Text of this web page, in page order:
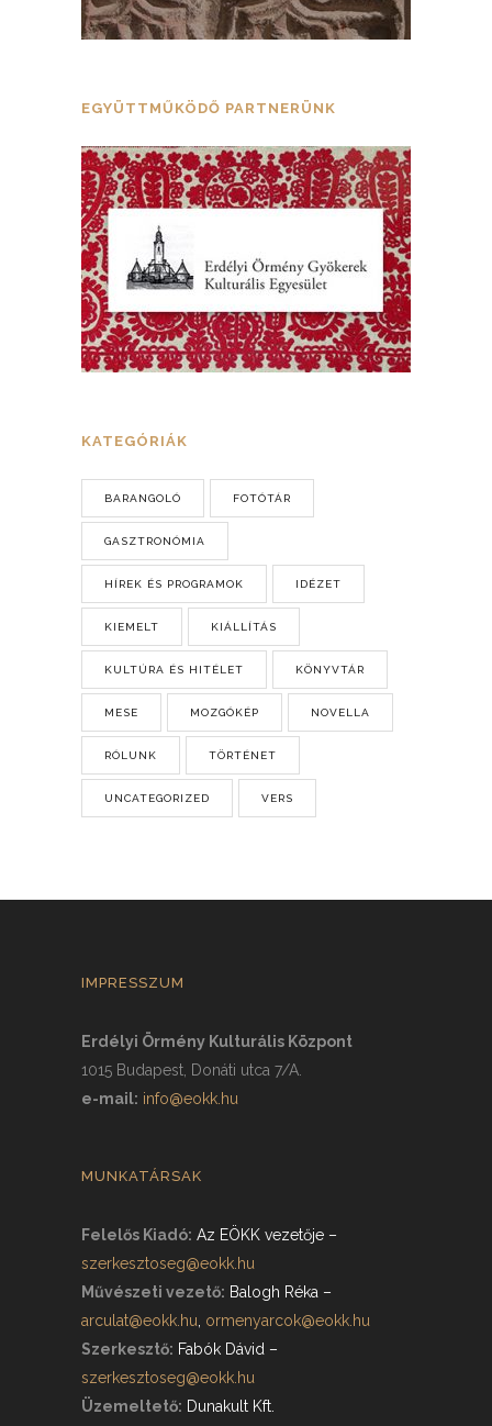
EGYÜTTMŰKÖDŐ PARTNERÜNK
KATEGÓRIÁK
BARANGOLÓ FOTÓTÁR
GASZTRONÓMIA
HÍREK ÉS PROGRAMOK IDÉZET
KIEMELT KIÁLLÍTÁS
KULTÚRA ÉS HITÉLET KÖNYVTÁR
MESE MOZGÓKÉP NOVELLA
RÓLUNK TÖRTÉNET
UNCATEGORIZED VERS
IMPRESSZUM
Erdélyi Örmény Kulturális Központ
1015 Budapest, Donáti utca 7/A.
e-mail: info@eokk.hu
MUNKATÁRSAK
Felelős Kiadó: Az EÖKK vezetője –
szerkesztoseg@eokk.hu
Művészeti vezető: Balogh Réka –
arculat@eokk.hu ormenyarcok@eokk.hu
Szerkesztő: Fabók Dávid –
szerkesztoseg@eokk.hu
Üzemeltető: Dunakult Kft.